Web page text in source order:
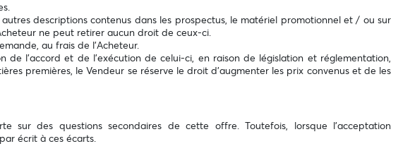
descriptions contenus dans les prospectus, le matériel promotionnel et / ou sur
ne peut retirer aucun droit de ceux-ci.
au frais de l’Acheteur.
l'accord et de l'exécution de celui-ci, en raison de législation et réglementation,
premières, le Vendeur se réserve le droit d'augmenter les prix convenus et de les
des questions secondaires de cette offre. Toutefois, lorsque l'acceptation
écrit à ces écarts.